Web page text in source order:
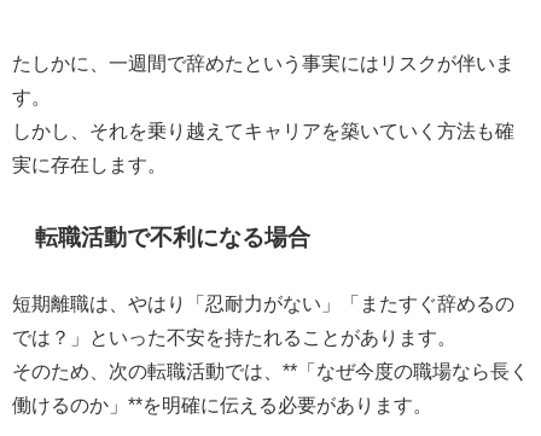
たしかに、一週間で辞めたという事実にはリスクが伴いま
す。
しかし、それを乗り越えてキャリアを築いていく方法も確
実に存在します。
転職活動で不利になる場合
短期離職は、やはり「忍耐力がない」「またすぐ辞めるの
では？」といった不安を持たれることがあります。
そのため、次の転職活動では、**「なぜ今度の職場なら長く
働けるのか」**を明確に伝える必要があります。